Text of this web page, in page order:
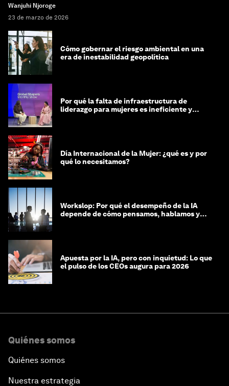
Wanjuhi Njoroge
23 de marzo de 2026
Cómo gobernar el riesgo ambiental en una
era de inestabilidad geopolítica
Por qué la falta de infraestructura de
liderazgo para mujeres es ineficiente y
Día Internacional de la Mujer: ¿qué es y por
qué lo necesitamos?
Workslop: Por qué el desempeño de la IA
depende de cómo pensamos, hablamos y
Apuesta por la IA, pero con inquietud: Lo que
el pulso de los CEOs augura para 2026
Quiénes somos
Quiénes somos
Nuestra estrategia